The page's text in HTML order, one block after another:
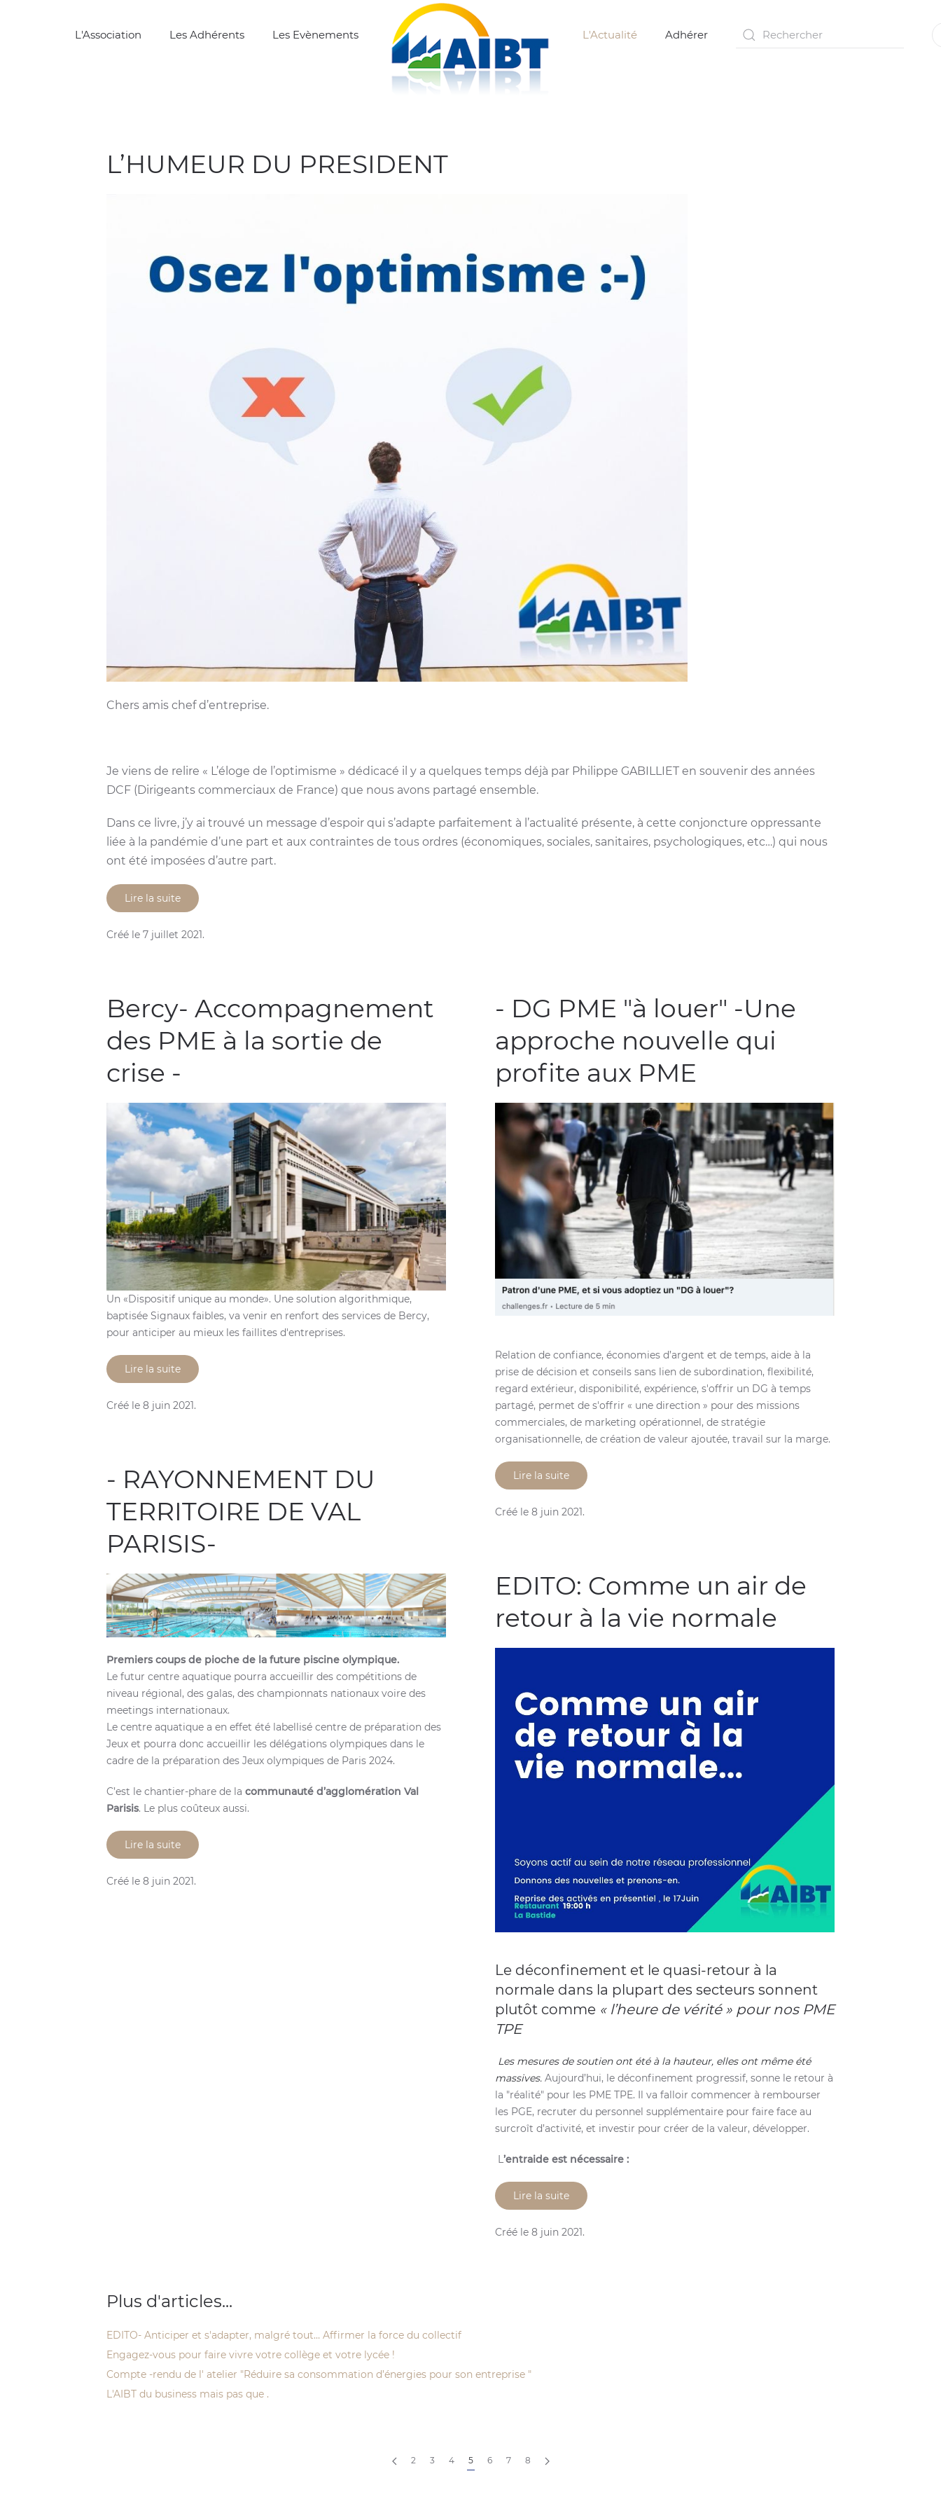
L'Association Les Adhérents Les Evènements L'Actualité Adhérer
L’HUMEUR DU PRESIDENT
Chers amis chef d’entreprise.
Je viens de relire « L’éloge de l’optimisme » dédicacé il y a quelques temps déjà par Philippe GABILLIET en souvenir des années
DCF (Dirigeants commerciaux de France) que nous avons partagé ensemble.
Dans ce livre, j’y ai trouvé un message d’espoir qui s’adapte parfaitement à l’actualité présente, à cette conjoncture oppressante
liée à la pandémie d’une part et aux contraintes de tous ordres (économiques, sociales, sanitaires, psychologiques, etc…) qui nous
ont été imposées d’autre part.
Lire la suite
Créé le 7 juillet 2021.
Bercy- Accompagnement
des PME à la sortie de
crise -
Un «Dispositif unique au monde». Une solution algorithmique,
baptisée Signaux faibles, va venir en renfort des services de Bercy,
pour anticiper au mieux les faillites d'entreprises.
Lire la suite
Créé le 8 juin 2021.
- DG PME "à louer" -Une
approche nouvelle qui
profite aux PME
Relation de confiance, économies d’argent et de temps, aide à la
prise de décision et conseils sans lien de subordination, flexibilité,
regard extérieur, disponibilité, expérience, s'offrir un DG à temps
partagé, permet de s'offrir « une direction » pour des missions
commerciales, de marketing opérationnel, de stratégie
organisationnelle, de création de valeur ajoutée, travail sur la marge.
Lire la suite
Créé le 8 juin 2021.
- RAYONNEMENT DU
TERRITOIRE DE VAL
PARISIS-
Premiers coups de pioche de la future piscine olympique.
Le futur centre aquatique pourra accueillir des compétitions de
niveau régional, des galas, des championnats nationaux voire des
meetings internationaux.
Le centre aquatique a en effet été labellisé centre de préparation des
Jeux et pourra donc accueillir les délégations olympiques dans le
cadre de la préparation des Jeux olympiques de Paris 2024.
C’est le chantier-phare de la communauté d’agglomération Val
Parisis. Le plus coûteux aussi.
Lire la suite
Créé le 8 juin 2021.
EDITO: Comme un air de
retour à la vie normale
Le déconfinement et le quasi-retour à la
normale dans la plupart des secteurs sonnent
plutôt comme « l’heure de vérité » pour nos PME
TPE
Les mesures de soutien ont été à la hauteur, elles ont même été
massives. Aujourd’hui, le déconfinement progressif, sonne le retour à
la "réalité" pour les PME TPE. Il va falloir commencer à rembourser
les PGE, recruter du personnel supplémentaire pour faire face au
surcroît d’activité, et investir pour créer de la valeur, développer.
L’entraide est nécessaire :
Lire la suite
Créé le 8 juin 2021.
Plus d'articles...
EDITO- Anticiper et s'adapter, malgré tout… Affirmer la force du collectif
Engagez-vous pour faire vivre votre collège et votre lycée !
Compte -rendu de l' atelier "Réduire sa consommation d’énergies pour son entreprise "
L'AIBT du business mais pas que .
2 3 4 5 6 7 8